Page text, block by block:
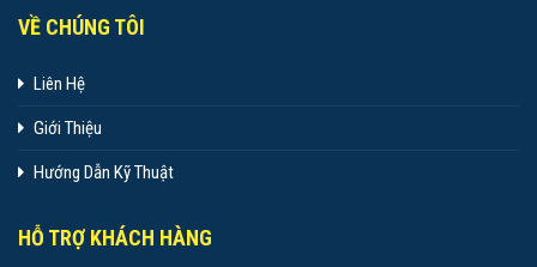
VỀ CHÚNG TÔI
Liên Hệ
Giới Thiệu
Hướng Dẫn Kỹ Thuật
HỖ TRỢ KHÁCH HÀNG